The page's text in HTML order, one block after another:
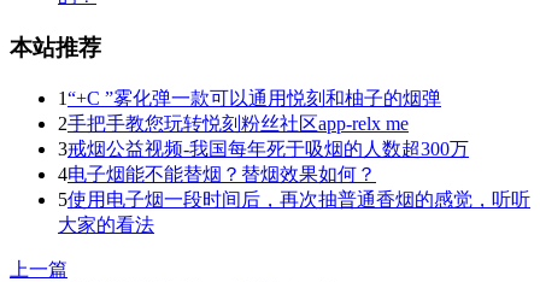
本站推荐
1“+C ”雾化弹一款可以通用悦刻和柚子的烟弹
2手把手教您玩转悦刻粉丝社区app-relx me
3戒烟公益视频-我国每年死于吸烟的人数超300万
4电子烟能不能替烟？替烟效果如何？
5使用电子烟一段时间后，再次抽普通香烟的感觉，听听
大家的看法
上一篇